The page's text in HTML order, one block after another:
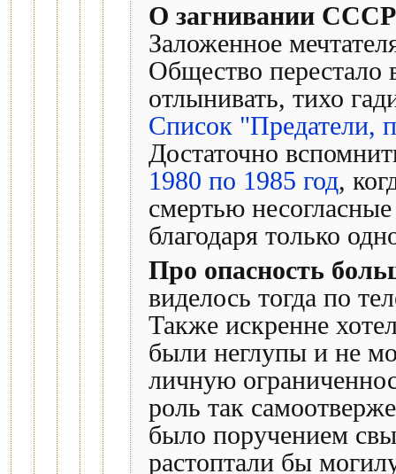
О загнивании СССР
Заложенное
Общество перестало
отлынивать, тихо
Список "Предатели,
Достаточно
1980 по 1985 год,
смертью
благодаря только
Про опасность
виделось тогда по
Также искренне
были неглупы и не
личную
роль так
было поручением
растоптали бы